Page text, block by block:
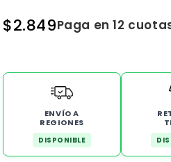
$2.849Paga en 12
ENVÍO A
REGIONES
DISPONIBLE